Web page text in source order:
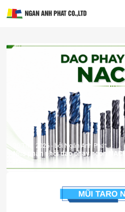
30 Th7, 2026 bởi Ngân Anh Phát
Nhà phân phối dao phay ngón